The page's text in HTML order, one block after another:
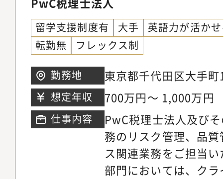
織構成＞・人数：リ
スク管理課6名、派遣
40代が中心・新卒：
応メーカーや衛生管
管理部においては
に渡り業務を担当し
決などプロジェクト
いる中途入社者のキ
管理部で3年間の経験
アンスの社内状況の
告・フォローアップ
定、判定、記録の自
会社に対する品質コ
場・オフィス）の計
ローアップ逸脱・不
発防止策の立案・監
の教育／啓発（組織
ンス問題の影響）【
留学支援制度有 大手
英語力が活か
転勤無
フレックス制
勤務地 東京都千代田区大手
想定年収 700万円～ 1,000万円
仕事内容
PwC税理士法人及び
務のリスク管理、品
ス関連業務をご担当
部門においては、ク